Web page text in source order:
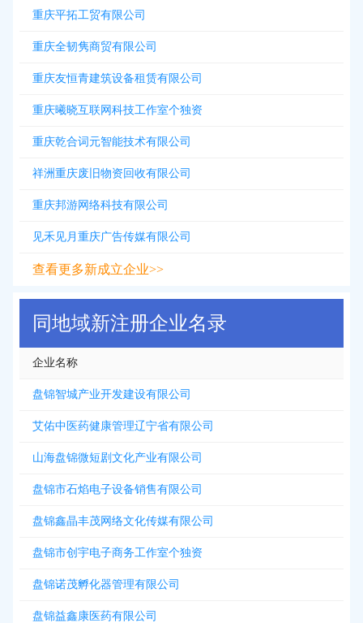
重庆平拓工贸有限公司
重庆全韧隽商贸有限公司
重庆友恒青建筑设备租赁有限公司
重庆曦晓互联网科技工作室个独资
重庆乾合词元智能技术有限公司
祥洲重庆废旧物资回收有限公司
重庆邦游网络科技有限公司
见禾见月重庆广告传媒有限公司
查看更多新成立企业>>
同地域新注册企业名录
企业名称
盘锦智城产业开发建设有限公司
艾佑中医药健康管理辽宁省有限公司
山海盘锦微短剧文化产业有限公司
盘锦市石焰电子设备销售有限公司
盘锦鑫晶丰茂网络文化传媒有限公司
盘锦市创宇电子商务工作室个独资
盘锦诺茂孵化器管理有限公司
盘锦益鑫康医药有限公司